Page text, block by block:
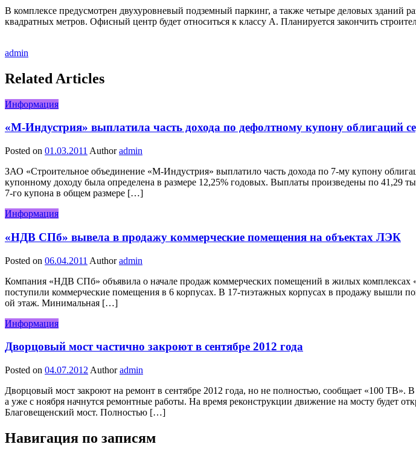
В комплексе предусмотрен двухуровневый подземный паркинг, а также четыре деловых зданий
квадратных метров. Офисный центр будет относиться к классу А. Планируется закончить
admin
Related Articles
Информация
«М-Индустрия» выплатила часть дохода по дефолтному купону облигаций
Posted on 01.03.2011 Author admin
ЗАО «Строительное объединение «М-Индустрия» выплатило часть дохода по 7-му купону
купонному доходу была определена в размере 12,25% годовых. Выплаты произведены по
7-го купона в общем размере […]
Информация
«НДВ СПб» вывела в продажу коммерческие помещения на объектах ЛЭК
Posted on 06.04.2011 Author admin
Компания «НДВ СПб» объявила о начале продаж коммерческих помещений в жилых
поступили коммерческие помещения в 6 корпусах. В 17-тиэтажных корпусах в продажу вышли
ой этаж. Минимальная […]
Информация
Дворцовый мост частично закроют в сентябре 2012 года
Posted on 04.07.2012 Author admin
Дворцовый мост закроют на ремонт в сентябре 2012 года, но не полностью, сообщает «100 ТВ».
а уже с ноября начнутся ремонтные работы. На время реконструкции движение на мосту будет
Благовещенский мост. Полностью […]
Навигация по записям